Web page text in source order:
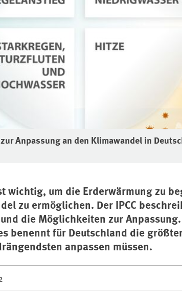
Anpassung an den Klimawandel in
wichtig, um die Erderwärmung zu
zu ermöglichen. Der IPCC
die Möglichkeiten zur
benennt für Deutschland die
anpassen müssen.